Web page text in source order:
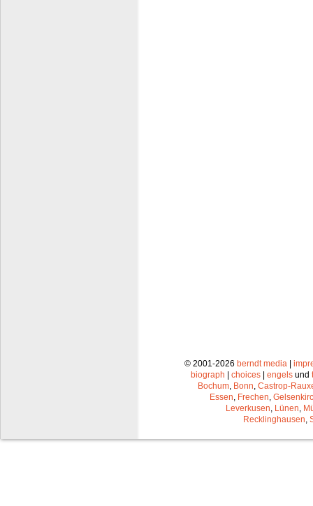
© 2001-2026 berndt media |
biograph | choices | engels und
Bochum Bonn Castrop-
Essen Frechen
Leverkusen Lünen
Recklinghausen